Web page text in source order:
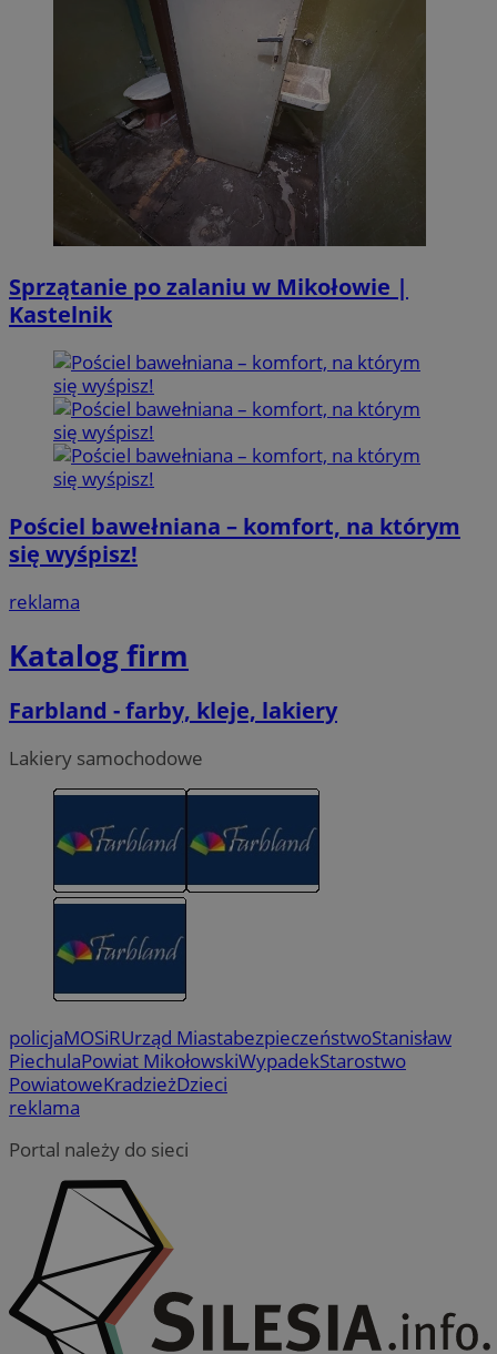
Sprzątanie po zalaniu w Mikołowie |
Kastelnik
Pościel bawełniana – komfort, na którym
się wyśpisz!
reklama
Katalog firm
Farbland - farby, kleje, lakiery
Lakiery samochodowe
policjaMOSiRUrząd MiastabezpieczeństwoStanisław
PiechulaPowiat MikołowskiWypadekStarostwo
PowiatoweKradzieżDzieci
reklama
Portal należy do sieci